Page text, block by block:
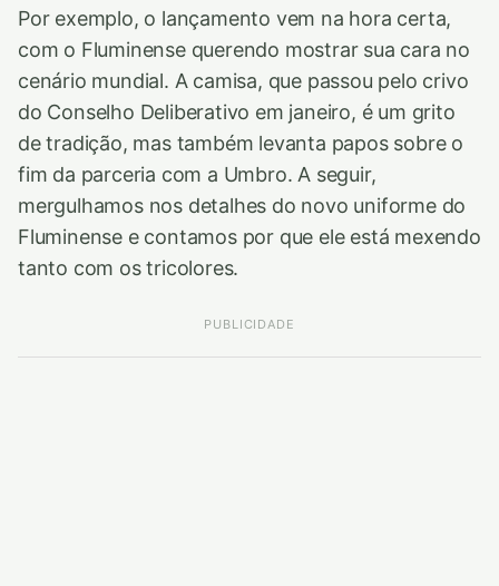
Por exemplo, o lançamento vem na hora certa,
com o Fluminense querendo mostrar sua cara no
cenário mundial. A camisa, que passou pelo crivo
do Conselho Deliberativo em janeiro, é um grito
de tradição, mas também levanta papos sobre o
fim da parceria com a Umbro. A seguir,
mergulhamos nos detalhes do novo uniforme do
Fluminense e contamos por que ele está mexendo
tanto com os tricolores.
PUBLICIDADE